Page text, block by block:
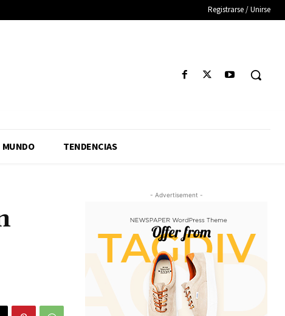
Registrarse / Unirse
MUNDO TENDENCIAS
- Advertisement -